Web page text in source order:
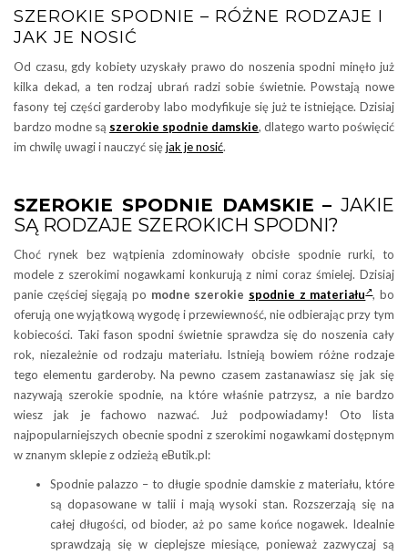
SZEROKIE SPODNIE – RÓŻNE RODZAJE I
JAK JE NOSIĆ
Od czasu, gdy kobiety uzyskały prawo do noszenia spodni minęło już
kilka dekad, a ten rodzaj ubrań radzi sobie świetnie. Powstają nowe
fasony tej części garderoby labo modyfikuje się już te istniejące. Dzisiaj
bardzo modne są szerokie spodnie damskie, dlatego warto poświęcić
im chwilę uwagi i nauczyć sięjak je nosić.
SZEROKIE SPODNIE DAMSKIE – JAKIE
SĄ RODZAJE SZEROKICH SPODNI?
Choć rynek bez wątpienia zdominowały obcisłe spodnie rurki, to
modele z szerokimi nogawkami konkurują z nimi coraz śmielej. Dzisiaj
panie częściej sięgają po modne szerokie spodnie z materiału , bo
oferują one wyjątkową wygodę i przewiewność, nie odbierając przy tym
kobiecości. Taki fason spodni świetnie sprawdza się do noszenia cały
rok, niezależnie od rodzaju materiału. Istnieją bowiem różne rodzaje
tego elementu garderoby. Na pewno czasem zastanawiasz się jak się
nazywają szerokie spodnie, na które właśnie patrzysz, a nie bardzo
wiesz jak je fachowo nazwać. Już podpowiadamy! Oto lista
najpopularniejszych obecnie spodni z szerokimi nogawkami dostępnym
w znanym sklepie z odzieżą eButik.pl:
Spodnie palazzo – to długie spodnie damskie z materiału, które
są dopasowane w talii i mają wysoki stan. Rozszerzają się na
całej długości, od bioder, aż po same końce nogawek. Idealnie
sprawdzają się w cieplejsze miesiące, ponieważ zazwyczaj są